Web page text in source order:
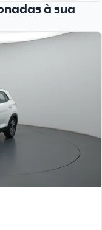
à sua